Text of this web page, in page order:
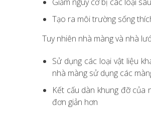
Giảm nguy cơ bị các loại
Tạo ra môi trường sống
Tuy nhiên nhà màng và nhà
Sử dụng các loại vật liệu
nhà màng sử dụng các
Kết cấu dàn khung đỡ của
đơn giản hơn